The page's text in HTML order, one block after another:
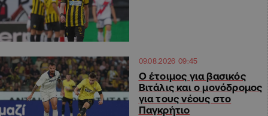
09.08.2026 09:45
Ο έτοιμος για βασικός
Βιτάλις και ο μονόδρομος
για τους νέους στο
Παγκρήτιο